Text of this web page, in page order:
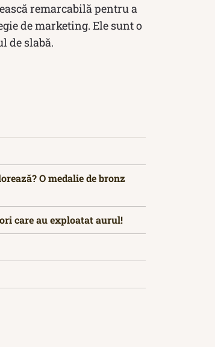
remarcabilă pentru a
de marketing. Ele sunt o
de slabă.
O medalie de bronz
care au exploatat aurul!